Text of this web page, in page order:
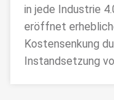
in jede Industrie
eröffnet
Kostensenkung
Instandsetzung